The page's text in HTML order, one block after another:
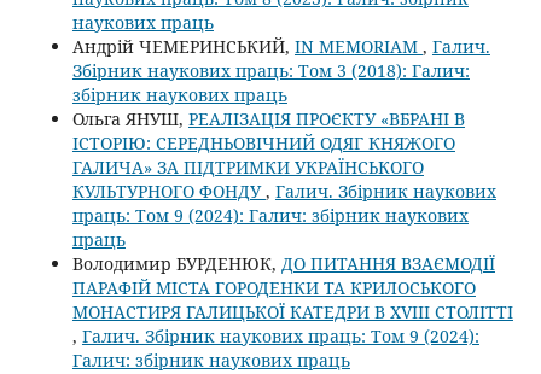
наукових праць
Андрій ЧЕМЕРИНСЬКИЙ, IN MEMORIAM , Галич.
Збірник наукових праць: Том 3 (2018): Галич:
збірник наукових праць
Ольга ЯНУШ, РЕАЛІЗАЦІЯ ПРОЄКТУ «ВБРАНІ В
ІСТОРІЮ: СЕРЕДНЬОВІЧНИЙ ОДЯГ КНЯЖОГО
ГАЛИЧА» ЗА ПІДТРИМКИ УКРАЇНСЬКОГО
КУЛЬТУРНОГО ФОНДУ, Галич. Збірник наукових
праць: Том 9 (2024): Галич: збірник наукових
праць
Володимир БУРДЕНЮК, ДО ПИТАННЯ ВЗАЄМОДІЇ
ПАРАФІЙ МІСТА ГОРОДЕНКИ ТА КРИЛОСЬКОГО
МОНАСТИРЯ ГАЛИЦЬКОЇ КАТЕДРИ В XVIII СТОЛІТТІ
, Галич. Збірник наукових праць: Том 9 (2024):
Галич: збірник наукових праць